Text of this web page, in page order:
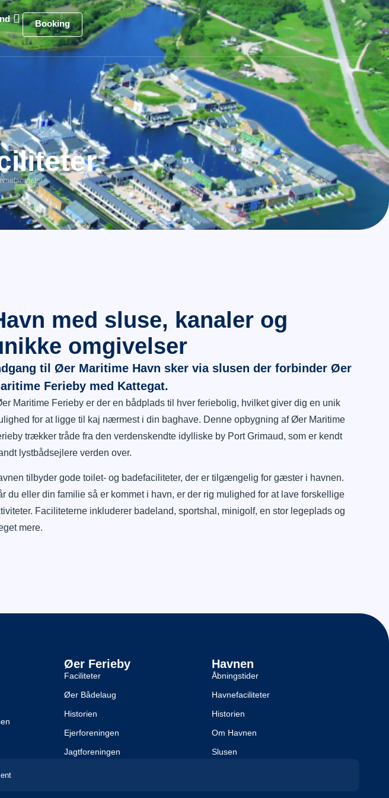
Booking
med sluse, kanaler og
omgivelser
til Øer Maritime Havn sker via slusen der forbinder Øer
Ferieby med Kattegat.
Maritime Ferieby er der en bådplads til hver feriebolig, hvilket giver dig en unik
for at ligge til kaj nærmest i din baghave. Denne opbygning af Øer Maritime
trækker tråde fra den verdenskendte idylliske by Port Grimaud, som er kendt
lystbådsejlere verden over.
tilbyder gode toilet- og badefaciliteter, der er tilgængelig for gæster i havnen.
du eller din familie så er kommet i havn, er der rig mulighed for at lave forskellige
Faciliteterne inkluderer badeland, sportshal, minigolf, en stor legeplads og
mere.
Øer Ferieby
Faciliteter
Øer Bådelaug
Historien
Ejerforeningen
Jagtforeningen
Havnen
Åbningstider
Havnefaciliteter
Historien
Om Havnen
Slusen